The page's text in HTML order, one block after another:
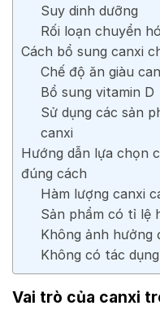
Suy dinh dưỡng
Rối loạn chuyển
Cách bổ sung canxi
Chế độ ăn giàu
Bổ sung vitamin D
Sử dụng các sản
canxi
Hướng dẫn lựa chọn
đúng cách
Hàm lượng canxi
Sản phẩm có tỉ lệ
Không ảnh hưởng
Không có tác
Vai trò của canxi